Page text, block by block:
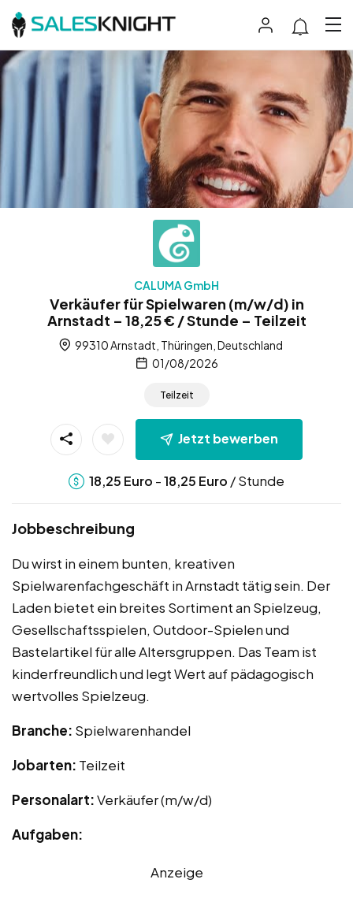
CALUMA GmbH
Verkäufer für Spielwaren (m/w/d) in
Arnstadt – 18,25 € / Stunde – Teilzeit
99310 Arnstadt, Thüringen, Deutschland
01/08/2026
Teilzeit
Jetzt bewerben
18,25 Euro -18,25 Euro / Stunde
Jobbeschreibung
Du wirst in einem bunten, kreativen
Spielwarenfachgeschäft in Arnstadt tätig sein. Der
Laden bietet ein breites Sortiment an Spielzeug,
Gesellschaftsspielen, Outdoor-Spielen und
Bastelartikel für alle Altersgruppen. Das Team ist
kinderfreundlich und legt Wert auf pädagogisch
wertvolles Spielzeug.
Branche: Spielwarenhandel
Jobarten: Teilzeit
Personalart:Verkäufer (m/w/d)
Aufgaben:
Anzeige